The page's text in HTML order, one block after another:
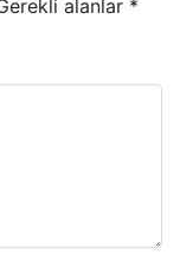
alanlar *